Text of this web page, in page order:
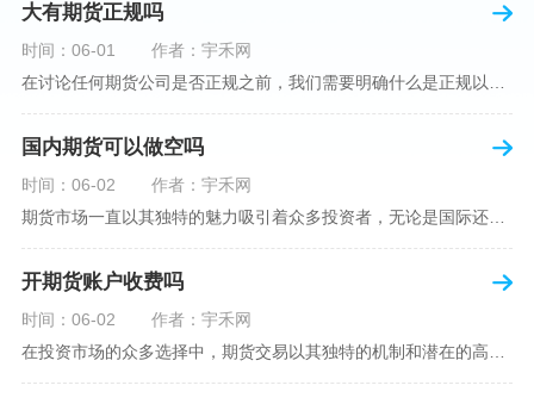
大有期货正规吗
时间：06-01
作者：宇禾网
在讨论任何期货公司是否正规之前，我们需要明确什么是正规以及如何判断一个期货公司是否符合这一标准。对于中国市场，正规一词通常指该公司拥有中国证监会（中国证券监督管理委员会）的批准和监管，同时遵守中国期货市场的相关法律法规。以“大有期货”为例，探讨其如何符合这些标准，以及在选择此类公司时，投资者应注意的一些关键因素。大有期货是参与中国期货市场的多家公司之一，主要提供期货交易、资产管理、投资咨询等服务。它适用于希望通过期货市场进行投资和风险管理的个人和机构投资者。与其他期货公司一样
国内期货可以做空吗
时间：06-02
作者：宇禾网
期货市场一直以其独特的魅力吸引着众多投资者，无论是国际还是国内场景下，其波澜壮阔的市场行情都给予了投资者无限遐想。今天，我们将深入探讨一个特别的问题——"国内期货可以做空吗"？这个问题不仅关乎投资者的策略布局，更涉及到期货市场机制的基本理解。在深入探讨之前，我们首先需要明确几个期货市场的基础概念。期货，是指在标准化合约基础上，双方承诺在未来某一特定时间以约定价格买卖一定数量的商品或金融产品的合约。它允訸投资者通过买入（做多）或卖出（做空）合约来预测未来价格的变动。我们来揭开国
开期货账户收费吗
时间：06-02
作者：宇禾网
在投资市场的众多选择中，期货交易以其独特的机制和潜在的高收益吸引了不少投资者。但对于初学者而言，步入期货市场的第一步—开设期货账户，往往伴随着众多疑惑，其中一个常见问题就是：“开期货账户需要收费吗？”本文将从各个角度为您详细解读开设期货账户的相关费用，助您清晰理解期货账户的开设流程及其成本。在开始探讨相关费用前，我们首先简要了解一下期货账户的开设流程。通常情况下，开设期货账户需要您选择一家具有良好信誉的期货公司或经纪公司，填写账户开设申请表格，并提交身份证明与初步的资金证明等